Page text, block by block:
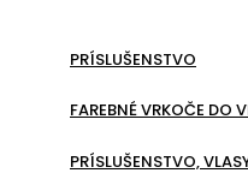
PRÍSLUŠENSTVO
FAREBNÉ VRKOČE DO
PRÍSLUŠENSTVO,